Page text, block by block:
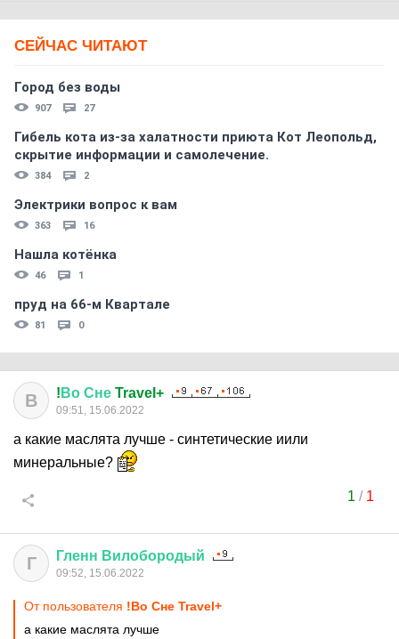
СЕЙЧАС ЧИТАЮТ
Город без воды
907 27
Гибель кота из-за халатности приюта Кот Леопольд,
скрытиe информации и самолечение.
384 2
Электрики вопрос к вам
363 16
Нашла котёнка
46 1
пруд на 66-м Квартале
81 0
В ! Во Сне Travel+
09:51, 15.06.2022
а какие маслята лучше - синтетические иили
минеральные?
1 / 1
Г Гленн Вилобородый
09:52, 15.06.2022
От пользователя !Во Сне Travel+
а какие маслята лучше